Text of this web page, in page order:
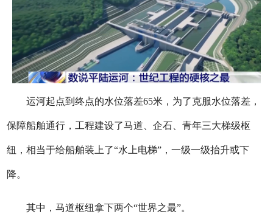
运河起点到终点的水位落差65米，为了克服水位落差，
保障船舶通行，工程建设了马道、企石、青年三大梯级枢
纽，相当于给船舶装上了“水上电梯”，一级一级抬升或下
降。
其中，马道枢纽拿下两个“世界之最”。